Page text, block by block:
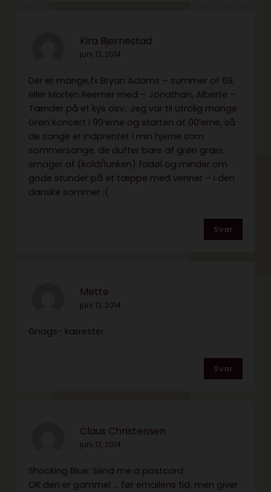
Kira Bjørnestad
juni 13, 2014
Der er mange,fx Bryan Adams – summer of 69,
eller Morten Reemer med – Jonathan, Alberte –
Tænder på et kys osv.. Jeg var til utrolig mange
Grøn Koncert i 90’erne og starten af 00’erne, så
de sange er indprentet i min hjerne som
sommersange, de dufter bare af grøn græs,
smager af (kold/lunken) fadøl og minder om
gode stunder på et tæppe med venner – i den
danske sommer :(
Svar
Mette
juni 13, 2014
Gnags- kærester
Svar
Claus Christensen
juni 13, 2014
Shocking Blue: Send me a postcard
OK den er gammel … før emailens tid, men giver